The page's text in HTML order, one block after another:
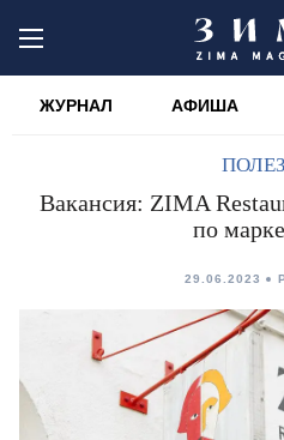
ЖУРНАЛ АФИША
Вакансия: ZIMA
по
29.06.2023